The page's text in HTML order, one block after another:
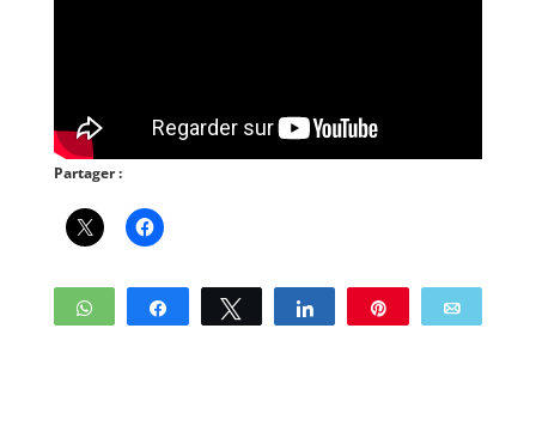
Partager :
WhatsApp Partagez Tweetez Partagez Enregistrer